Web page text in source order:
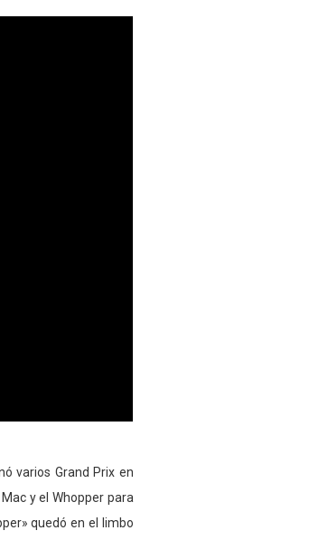
varios Grand Prix en
y el Whopper para
quedó en el limbo